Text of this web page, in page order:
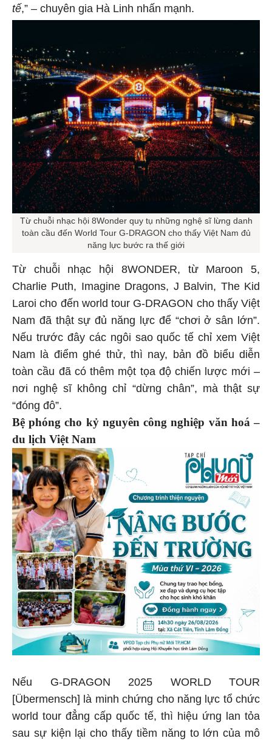
tế,” – chuyên gia Hà Linh nhấn mạnh.
Từ chuỗi nhạc hội 8Wonder quy tụ những nghệ sĩ lừng danh
toàn cầu đến World Tour G-DRAGON cho thấy Việt Nam đủ
năng lực bước ra thế giới
Từ chuỗi nhạc hội 8WONDER, từ Maroon 5,
Charlie Puth, Imagine Dragons, J Balvin, The Kid
Laroi cho đến world tour G-DRAGON cho thấy Việt
Nam đã thật sự đủ năng lực để “chơi ở sân lớn”.
Nếu trước đây các ngôi sao quốc tế chỉ xem Việt
Nam là điểm ghé thử, thì nay, bản đồ biểu diễn
toàn cầu đã có thêm một tọa độ chiến lược mới –
nơi nghệ sĩ không chỉ “dừng chân”, mà thật sự
“đóng đô”.
Bệ phóng cho kỷ nguyên công nghiệp văn hoá –
du lịch Việt Nam
Nếu G-DRAGON 2025 WORLD TOUR
[Übermensch] là minh chứng cho năng lực tổ chức
world tour đẳng cấp quốc tế, thì hiệu ứng lan tỏa
sau sự kiện lại cho thấy tiềm năng to lớn của mô